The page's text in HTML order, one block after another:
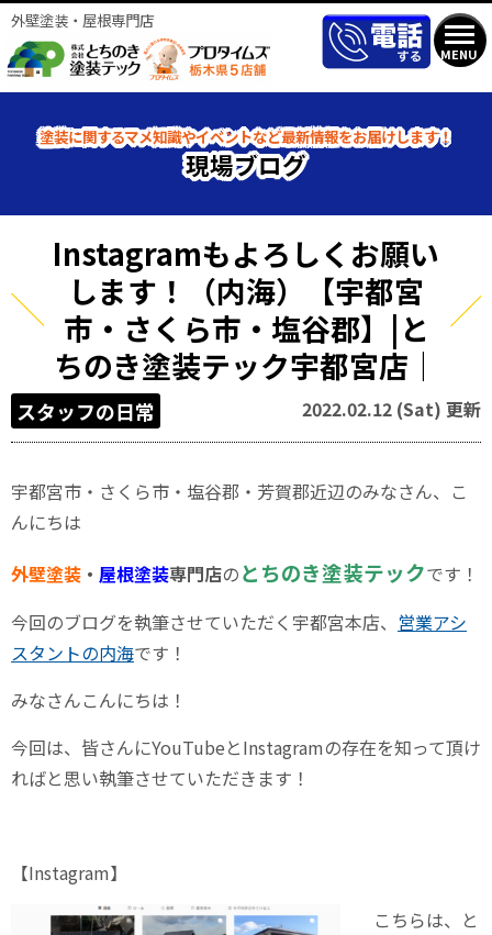
MENU
外壁塗装・屋根専門店
塗装に関するマメ知識やイベントなど最新情報をお届けします！
現場ブログ
Instagramもよろしくお願い
します！（内海）【宇都宮
市・さくら市・塩谷郡】|と
ちのき塗装テック宇都宮店｜
スタッフの日常 2022.02.12 (Sat) 更新
宇都宮市・さくら市・塩谷郡・芳賀郡近辺のみなさん、こ
んにちは
外壁塗装 ・ 屋根塗装専門店のとちのき塗装テックです！
今回のブログを執筆させていただく宇都宮本店、 営業アシ
スタントの内海です！
みなさんこんにちは！
今回は、皆さんにYouTubeとInstagramの存在を知って頂け
ればと思い執筆させていただきます！
【Instagram】
こちらは、と